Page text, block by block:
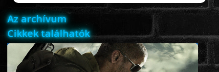
AKCIÓ
VÍGJÁTÉK
Az archívum
Cikkek találhatók